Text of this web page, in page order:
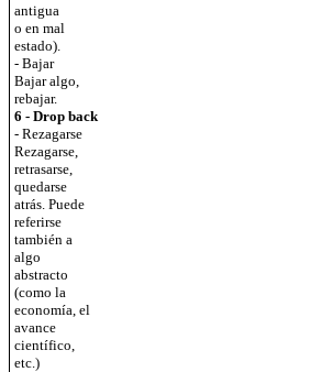
antigua
o en mal
estado).
- Bajar
Bajar algo,
rebajar.
6 - Drop back
- Rezagarse
Rezagarse,
retrasarse,
quedarse
atrás. Puede
referirse
también a
algo
abstracto
(como la
economía, el
avance
científico,
etc.)